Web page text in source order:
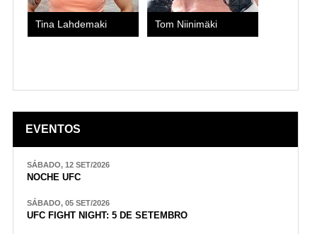
Tina Lahdemaki Tom Niinimäki
EVENTOS
SÁBADO, 12 SET/2026
NOCHE UFC
SÁBADO, 05 SET/2026
UFC FIGHT NIGHT: 5 DE SETEMBRO